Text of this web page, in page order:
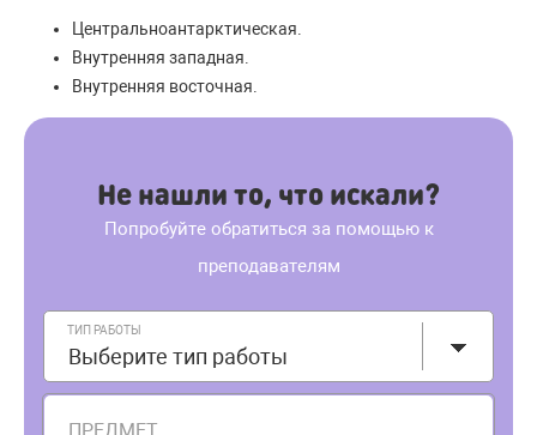
Центральноантарктическая.
Внутренняя западная.
Внутренняя восточная.
Не нашли то, что искали?
Попробуйте обратиться за помощью к
преподавателям
ТИП РАБОТЫ
Выберите тип работы